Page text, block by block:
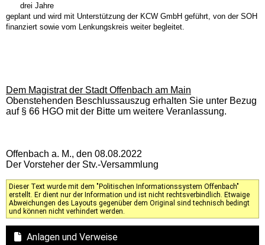
drei Jahre
geplant und wird mit Unterstützung der KCW GmbH geführt, von der SOH
finanziert sowie vom Lenkungskreis weiter begleitet.
Dem Magistrat der Stadt Offenbach am Main
Obenstehenden Beschlussauszug erhalten Sie unter Bezug
auf § 66 HGO mit der Bitte um weitere Veranlassung.
Offenbach a. M., den 08.08.2022
Der Vorsteher der Stv.-Versammlung
Dieser Text wurde mit dem "Politischen Informationssystem Offenbach"
erstellt. Er dient nur der Information und ist nicht rechtsverbindlich. Etwaige
Abweichungen des Layouts gegenüber dem Original sind technisch bedingt
und können nicht verhindert werden.
Anlagen und Verweise